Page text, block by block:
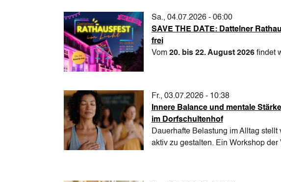
Sa., 04.07.2026 - 06:00
SAVE THE DATE: Dattelner
frei
Vom 20. bis 22. August 2026findet
Fr., 03.07.2026 - 10:38
Innere Balance und mentale
im Dorfschultenhof
Dauerhafte Belastung im Alltag
aktiv zu gestalten. Ein Workshop